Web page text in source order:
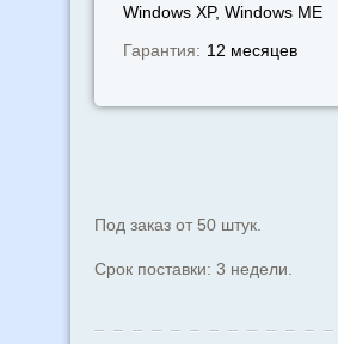
Windows XP, Windows МЕ
Гарантия: 12 месяцев
Под заказ от 50 штук.
Срок поставки: 3 недели.